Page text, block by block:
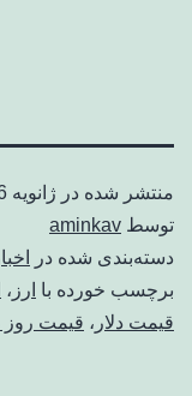
منتشر شده در ژانویه 6, 2025
توسط aminkav
دسته‌بندی شده در
برچسب خورده با ارز ،
قیمت دلار ، قیمت روز